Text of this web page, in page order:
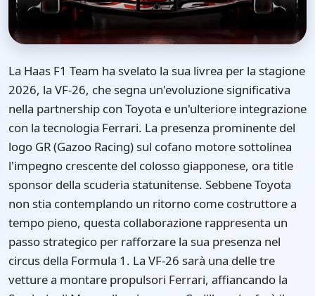
La Haas F1 Team ha svelato la sua livrea per la stagione
2026, la VF-26, che segna un'evoluzione significativa
nella partnership con Toyota e un'ulteriore integrazione
con la tecnologia Ferrari. La presenza prominente del
logo GR (Gazoo Racing) sul cofano motore sottolinea
l'impegno crescente del colosso giapponese, ora title
sponsor della scuderia statunitense. Sebbene Toyota
non stia contemplando un ritorno come costruttore a
tempo pieno, questa collaborazione rappresenta un
passo strategico per rafforzare la sua presenza nel
circus della Formula 1. La VF-26 sarà una delle tre
vetture a montare propulsori Ferrari, affiancando la